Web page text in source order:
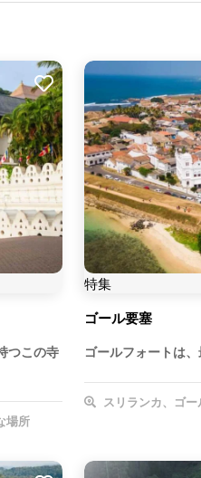
つこの寺
場所
特集
ゴール要塞
ゴールフォートは
スリランカ、ゴー